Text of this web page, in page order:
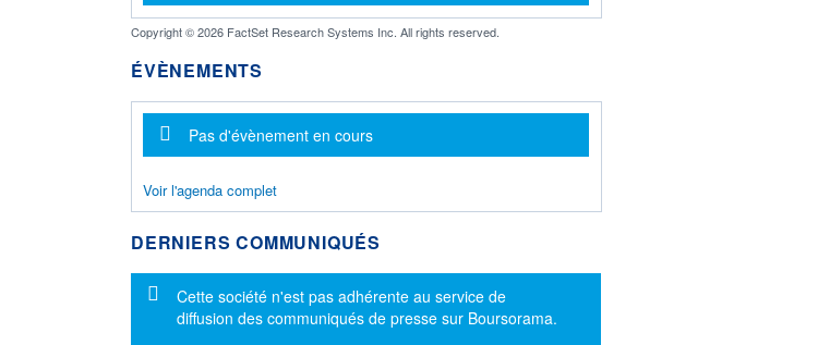
Copyright © 2026 FactSet Research Systems Inc. All rights reserved.
ÉVÈNEMENTS
Message d'information
Pas d'évènement en cours
Voir l'agenda complet
DERNIERS COMMUNIQUÉS
Message d'information
Cette société n'est pas adhérente au service de
diffusion des communiqués de presse sur Boursorama.